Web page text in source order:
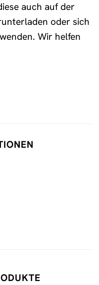
auch auf der
oder sich
Wir helfen